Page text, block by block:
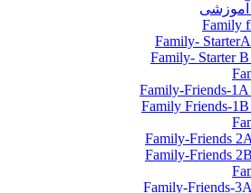
آموزشی
Family
Family-
Family- Starter
Family-Friends
Family-Friends